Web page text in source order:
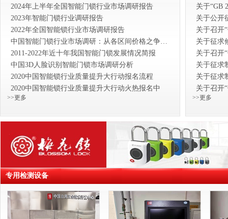
2024年上半年全国智能门锁行业市场调研报告
2023年智能门锁行业调研报告
2022年全国智能锁行业市场调研报告
中国智能门锁行业市场调研：从各区间价格之争看品牌百家争鸣
2011-2022年近十年我国智能门锁发展情况简报
中国3D人脸识别智能门锁市场调研分析
2020中国智能锁行业质量提升大行动报名流程
2020中国智能锁行业质量提升大行动火热报名中
>>更多 >>更多
专用检测设备